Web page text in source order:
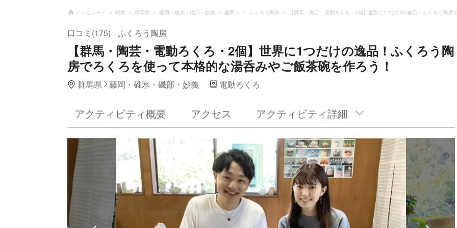
アソビュー！ 関東 群馬県 藤岡・碓氷・磯部・妙義 藤岡市 ふくろう陶房 【群馬・陶芸・電動ろくろ・2個】世界に1つだけの逸品！ふくろう陶房
口コミ(175) ふくろう陶房
【群馬・陶芸・電動ろくろ・2個】世界に1つだけの逸品！ふくろう陶
房でろくろを使って本格的な湯呑みやご飯茶碗を作ろう！
群馬県 藤岡・碓氷・磯部・妙義 電動ろくろ
アクティビティ概要 アクセス アクティビティ詳細